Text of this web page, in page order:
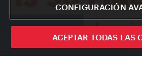
CONFIGURACIÓN
ACEPTAR TODAS LAS